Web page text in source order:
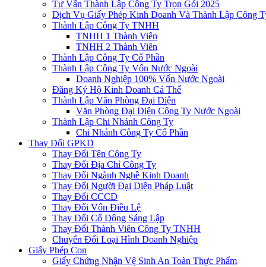
Tư Vấn Thành Lập Công Ty Trọn Gói 2025
Dịch Vụ Giấy Phép Kinh Doanh Và Thành Lập Công
Thành Lập Công Ty TNHH
TNHH 1 Thành Viên
TNHH 2 Thành Viên
Thành Lập Công Ty Cổ Phần
Thành Lập Công Ty Vốn Nước Ngoài
Doanh Nghiệp 100% Vốn Nước Ngoài
Đăng Ký Hộ Kinh Doanh Cá Thể
Thành Lập Văn Phòng Đại Diện
Văn Phòng Đại Diện Công Ty Nước Ngoài
Thành Lập Chi Nhánh Công Ty
Chi Nhánh Công Ty Cổ Phần
Thay Đổi GPKD
Thay Đổi Tên Công Ty
Thay Đổi Địa Chỉ Công Ty
Thay Đổi Ngành Nghề Kinh Doanh
Thay Đổi Người Đại Diện Pháp Luật
Thay Đổi CCCD
Thay Đổi Vốn Điều Lệ
Thay Đổi Cổ Đông Sáng Lập
Thay Đổi Thành Viên Công Ty TNHH
Chuyển Đổi Loại Hình Doanh Nghiệp
Giấy Phép Con
Giấy Chứng Nhận Vệ Sinh An Toàn Thực Phẩm